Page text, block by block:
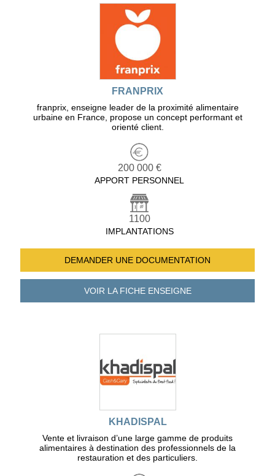
FRANPRIX
franprix, enseigne leader de la proximité alimentaire
urbaine en France, propose un concept performant et
orienté client.
200 000 €
APPORT PERSONNEL
1100
IMPLANTATIONS
DEMANDER UNE DOCUMENTATION
VOIR LA FICHEENSEIGNE
KHADISPAL
Vente et livraison d’une large gamme de produits
alimentaires à destination des professionnels de la
restauration et des particuliers.